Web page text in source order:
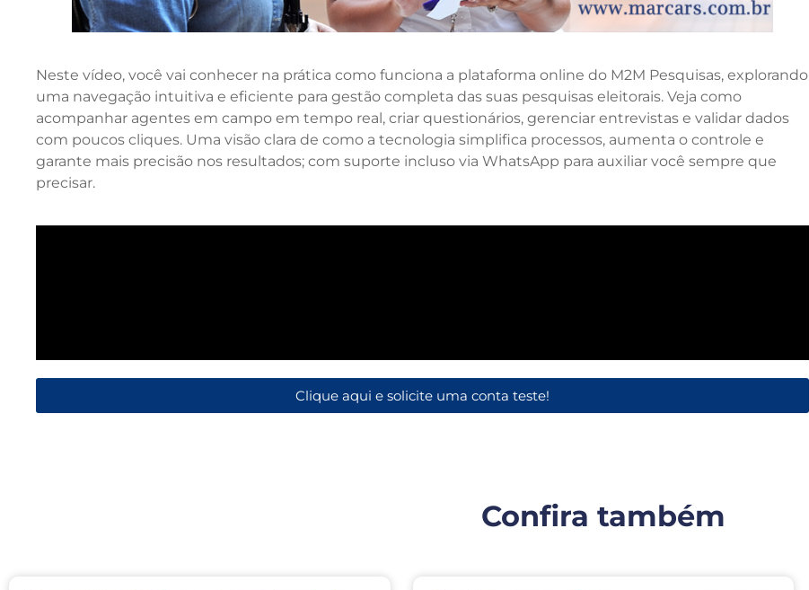
Neste vídeo, você vai conhecer na prática como funciona a plataforma online do M2M Pesquisas, explorando
uma navegação intuitiva e eficiente para gestão completa das suas pesquisas eleitorais. Veja como
acompanhar agentes em campo em tempo real, criar questionários, gerenciar entrevistas e validar dados
com poucos cliques. Uma visão clara de como a tecnologia simplifica processos, aumenta o controle e
garante mais precisão nos resultados; com suporte incluso via WhatsApp para auxiliar você sempre que
precisar.
Clique aqui e solicite uma conta teste!
Confira também